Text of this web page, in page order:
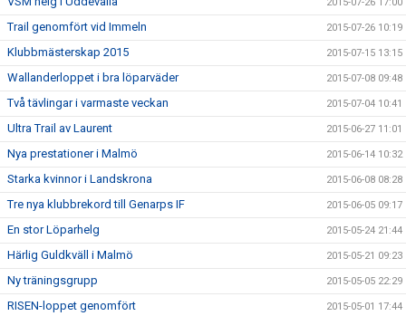
Trail genomfört vid Immeln 2015-07-26 10:19
Klubbmästerskap 2015 2015-07-15 13:15
Wallanderloppet i bra löparväder 2015-07-08 09:48
Två tävlingar i varmaste veckan 2015-07-04 10:41
Ultra Trail av Laurent 2015-06-27 11:01
Nya prestationer i Malmö 2015-06-14 10:32
Starka kvinnor i Landskrona 2015-06-08 08:28
Tre nya klubbrekord till Genarps IF 2015-06-05 09:17
En stor Löparhelg 2015-05-24 21:44
Härlig Guldkväll i Malmö 2015-05-21 09:23
Ny träningsgrupp 2015-05-05 22:29
RISEN-loppet genomfört 2015-05-01 17:44